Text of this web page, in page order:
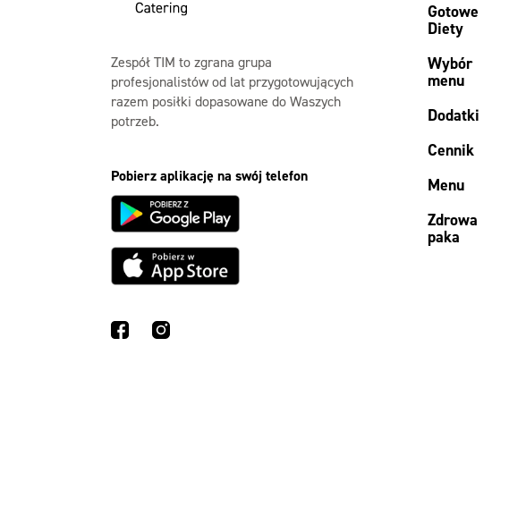
Zespół TIM to zgrana grupa
profesjonalistów od lat przygotowujących
razem posiłki dopasowane do Waszych
potrzeb.
Pobierz aplikację na swój telefon
Gotowe
Diety
Wybór
menu
Dodatki
Cennik
Menu
Zdrowa
paka